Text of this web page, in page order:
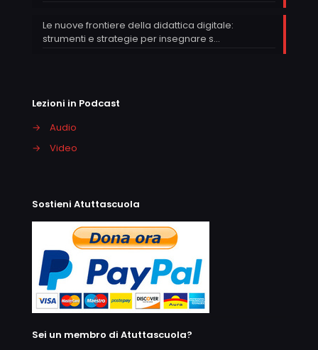
Le nuove frontiere della didattica digitale:
strumenti e strategie per insegnare s…
Lezioni in Podcast
→
Audio
→
Video
Sostieni Atuttascuola
Sei un membro di Atuttascuola?